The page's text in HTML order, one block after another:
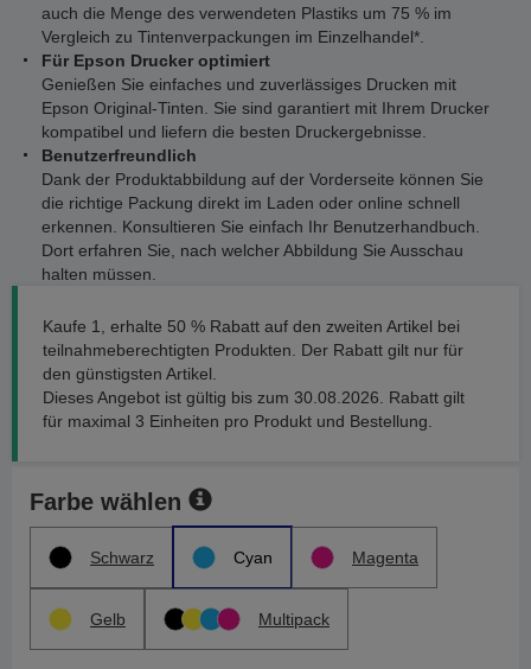
auch die Menge des verwendeten Plastiks um 75 % im
Vergleich zu Tintenverpackungen im Einzelhandel*.
Für Epson Drucker optimiert
Genießen Sie einfaches und zuverlässiges Drucken mit
Epson Original-Tinten. Sie sind garantiert mit Ihrem Drucker
kompatibel und liefern die besten Druckergebnisse.
Benutzerfreundlich
Dank der Produktabbildung auf der Vorderseite können Sie
die richtige Packung direkt im Laden oder online schnell
erkennen. Konsultieren Sie einfach Ihr Benutzerhandbuch.
Dort erfahren Sie, nach welcher Abbildung Sie Ausschau
halten müssen.
Kaufe 1, erhalte 50 % Rabatt auf den zweiten Artikel bei
teilnahmeberechtigten Produkten. Der Rabatt gilt nur für
den günstigsten Artikel.
Dieses Angebot ist gültig bis zum 30.08.2026. Rabatt gilt
für maximal 3 Einheiten pro Produkt und Bestellung.
Farbe wählen
Schwarz Cyan Magenta
Gelb Multipack